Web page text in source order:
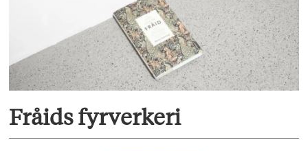
Fråids fyrverkeri